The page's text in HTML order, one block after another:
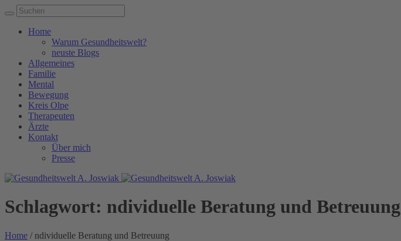
Home
Warum Gesundheitswelt?
neuste Blogs
Allgemeines
Familie
Mental
Bewegung
Kreis Olpe
Therapeuten
Ärzte
Kontakt
Über mich
Presse
Schlagwort: ndividuelle Beratung und Betreuung
Home / ndividuelle Beratung und Betreuung